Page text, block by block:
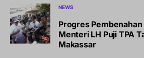
NEWS
Progres
Menteri LH Puji TPA
Makassar